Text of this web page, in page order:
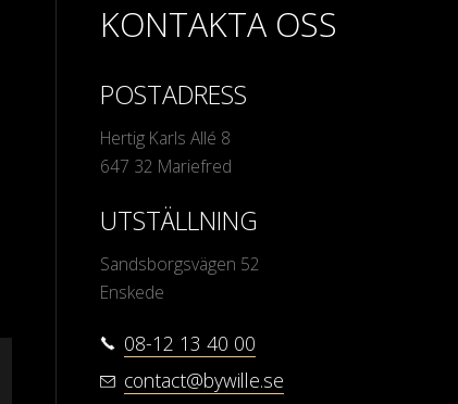
KONTAKTA OSS
POSTADRESS
Hertig Karls Allé 8
647 32 Mariefred
UTSTÄLLNING
Sandsborgsvägen 52
Enskede
08-12 13 40 00
contact@bywille.se